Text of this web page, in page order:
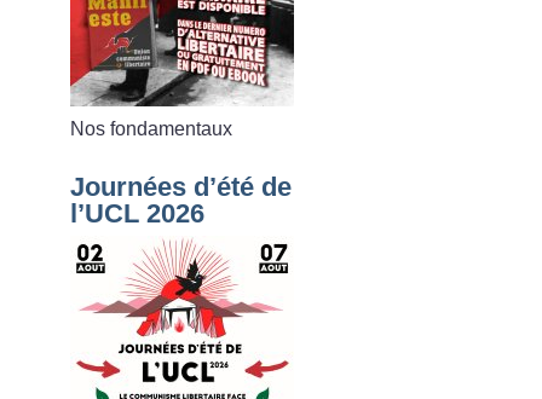
Nos fondamentaux
Journées d’été de
l’UCL 2026